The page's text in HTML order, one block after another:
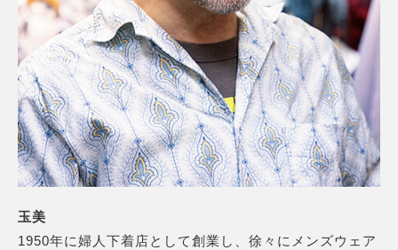
玉美
1950年に婦人下着店として創業し、徐々にメンズウェア